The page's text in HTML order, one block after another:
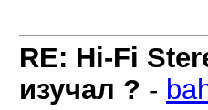
RE: Hi-Fi
изучал ? -